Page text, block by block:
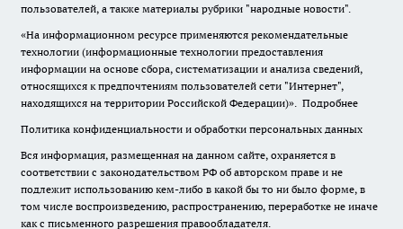
пользователей, а также материалы рубрики "народные новости".
«На информационном ресурсе применяются рекомендательные
технологии (информационные технологии предоставления
информации на основе сбора, систематизации и анализа сведений,
относящихся к предпочтениям пользователей сети "Интернет",
находящихся на территории Российской Федерации)». Подробнее
Политика конфиденциальности и обработки персональных данных
Вся информация, размещенная на данном сайте, охраняется в
соответствии с законодательством РФ об авторском праве и не
подлежит использованию кем-либо в какой бы то ни было форме, в
том числе воспроизведению, распространению, переработке не иначе
как с письменного разрешения правообладателя.